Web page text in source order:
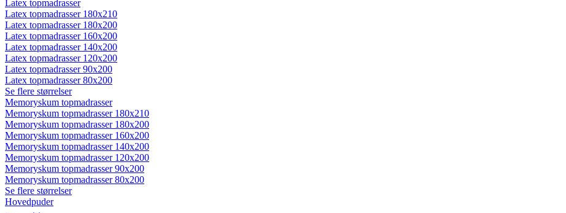
Latex topmadrasser
Latex topmadrasser 180x210
Latex topmadrasser 180x200
Latex topmadrasser 160x200
Latex topmadrasser 140x200
Latex topmadrasser 120x200
Latex topmadrasser 90x200
Latex topmadrasser 80x200
Se flere størrelser
Memoryskum topmadrasser
Memoryskum topmadrasser 180x210
Memoryskum topmadrasser 180x200
Memoryskum topmadrasser 160x200
Memoryskum topmadrasser 140x200
Memoryskum topmadrasser 120x200
Memoryskum topmadrasser 90x200
Memoryskum topmadrasser 80x200
Se flere størrelser
Hovedpuder